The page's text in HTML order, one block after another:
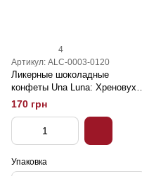
4
Артикул: ALC-0003-0120
Ликерные шоколадные
конфеты Una Luna: Хреновуха
120 г
170 грн
Упаковка